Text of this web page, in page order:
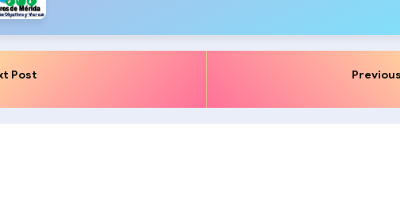
Post